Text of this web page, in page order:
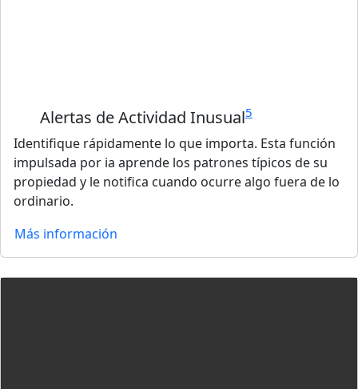
Alertas de Actividad Inusual5
Identifique rápidamente lo que importa. Esta función
impulsada por ia aprende los patrones típicos de su
propiedad y le notifica cuando ocurre algo fuera de lo
ordinario.
Más información